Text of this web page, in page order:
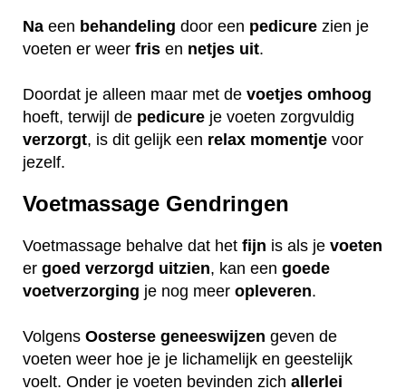
Na een behandeling door een pedicure zien je
voeten er weer fris en netjes uit.
Doordat je alleen maar met de voetjes omhoog
hoeft, terwijl de pedicure je voeten zorgvuldig
verzorgt, is dit gelijk een relax momentje voor
jezelf.
Voetmassage Gendringen
Voetmassage behalve dat het fijn is als je voeten
er goed verzorgd uitzien, kan een goede
voetverzorging je nog meer opleveren.
Volgens Oosterse geneeswijzen geven de
voeten weer hoe je je lichamelijk en geestelijk
voelt. Onder je voeten bevinden zich allerlei